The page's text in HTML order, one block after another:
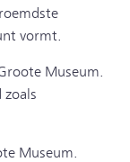
vormt.
Museum.
zoals
Museum.